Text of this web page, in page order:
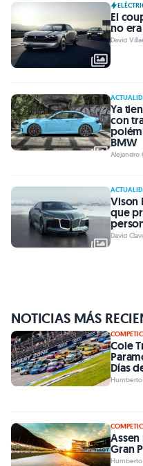
El
no
David
Ya
con
BMW
Alejandro
Vison
que
David
NOTICIAS MÁS
Cole
Días
Humberto
Gran
Humberto